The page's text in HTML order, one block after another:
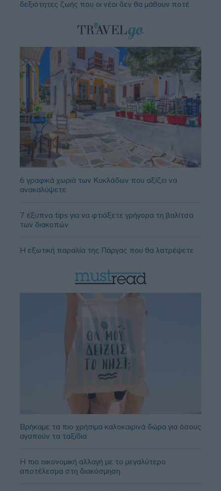
δεξιότητες ζωής που οι νέοι δεν θα μάθουν ποτέ
6 γραφικά χωριά των Κυκλάδων που αξίζει να
ανακαλύψετε
7 έξυπνα tips για να φτιάξετε γρήγορα τη βαλίτσα
των διακοπών
Η εξωτική παραλία της Πάργας που θα λατρέψετε
Βρήκαμε τα πιο χρήσιμα καλοκαιρινά δώρα για όσους
αγαπούν τα ταξίδια
Η πιο οικονομική αλλαγή με το μεγαλύτερο
αποτέλεσμα στη διακόσμηση